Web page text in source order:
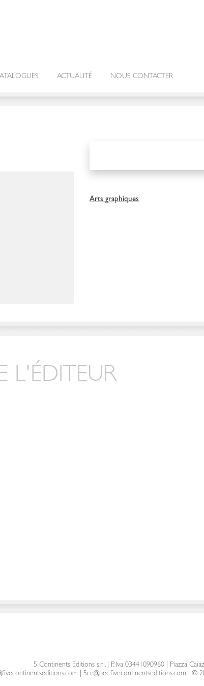
ACTUALITÉ NOUS CONTACTER
Arts graphiques
L'ÉDITEUR
5 Continents Editions s.r.l.| P. Iva 03441090960 | Piazza
5ce@pec.fivecontinentseditions.com | ©